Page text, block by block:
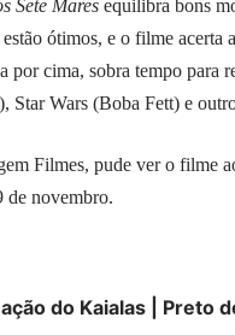
Sete Mares equilibra bons
ótimos, e o filme
por cima, sobra tempo para
Star Wars (Boba Fett) e
Filmes, pude ver o filme
de novembro.
do Kaialas | Preto